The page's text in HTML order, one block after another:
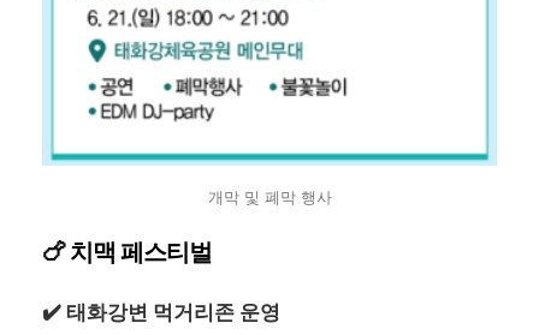
개막 및 폐막 행사
🍗 치맥 페스티벌
✔️ 태화강변 먹거리존 운영